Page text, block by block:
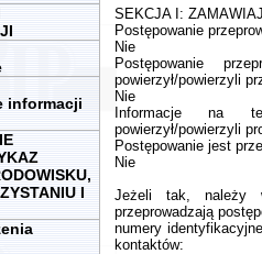
informacji
I
SEKCJA I:
Postępowanie
Nie
Postępowanie
powierzył/powierzyli
Nie
Informacje na
powierzył/powierzyli
Postępowanie jest
Nie
Jeżeli tak, należy
przeprowadzają
numery
kontaktów: